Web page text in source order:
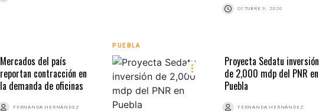
OCTUBRE 9, 2020
Mercados del país
reportan contracción en
la demanda de oficinas
FERNANDA HERNÁNDEZ
PUEBLA
Proyecta Sedatu inversión
de 2,000 mdp del PNR en
Puebla
FERNANDA HERNÁNDEZ